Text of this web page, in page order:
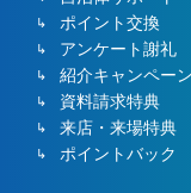
ポイント交換
アンケート謝礼
紹介キャンペーン
資料請求特典
来店・来場特典
ポイントバック